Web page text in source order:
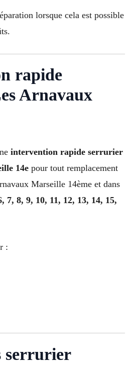
lorsque cela est possible
rapide
Arnavaux
intervention rapide serrurier
14e pour tout remplacement
Marseille 14ème et dans
7, 8, 9, 10, 11, 12, 13, 14, 15,
:
serrurier